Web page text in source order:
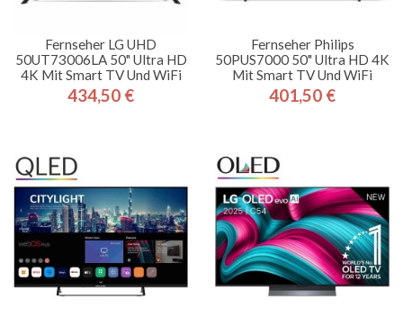
Fernseher LG UHD
50UT73006LA 50" Ultra HD
4K Mit Smart TV Und WiFi
Preis
434,50 €
Fernseher Philips
50PUS7000 50" Ultra HD 4K
Mit Smart TV Und WiFi
Preis
401,50 €